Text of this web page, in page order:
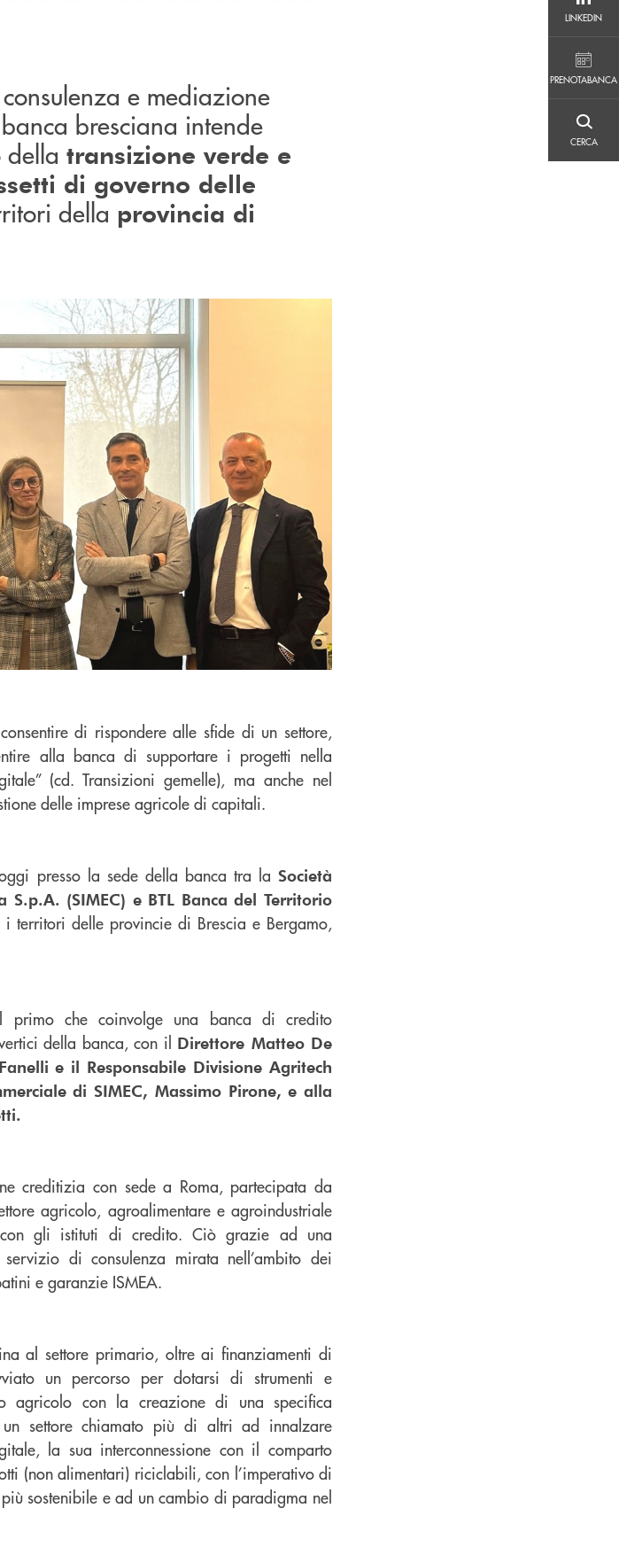
LINKEDIN
PRENOTABANCA
CERCA
e mediazione
bresciana intende
della transizione verde e
di governo delle
della provincia di
di rispondere alle sfide di un settore,
alla banca di supportare i progetti nella
(cd. Transizioni gemelle), ma anche nel
delle imprese agricole di capitali.
presso la sede della banca tra la Società
(SIMEC) e BTL Banca del Territorio
territori delle provincie di Brescia e Bergamo,
primo che coinvolge una banca di credito
della banca, con il Direttore Matteo De
e il Responsabile Divisione Agritech
di SIMEC, Massimo Pirone, e alla
creditizia con sede a Roma, partecipata da
agricolo, agroalimentare e agroindustriale
gli istituti di credito. Ciò grazie ad una
di consulenza mirata nell’ambito dei
e garanzie ISMEA.
al settore primario, oltre ai finanziamenti di
un percorso per dotarsi di strumenti e
agricolo con la creazione di una specifica
settore chiamato più di altri ad innalzare
la sua interconnessione con il comparto
(non alimentari) riciclabili, con l’imperativo di
sostenibile e ad un cambio di paradigma nel